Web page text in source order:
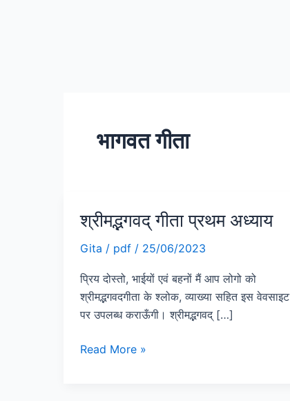
भागवत गीता
श्रीमद्भगवद् गीता प्रथम अध्याय
Gita / pdf / 25/06/2023
प्रिय दोस्तो, भाईयों एवं बहनों मैं आप लोगो को
श्रीमद्भगवदगीता के श्लोक, व्याख्या सहित इस वेवसाइट
पर उपलब्ध कराऊँगी। श्रीमद्भगवद् […]
श्रीमद्भगवद्
प्रथम
अध्याय
Read More »